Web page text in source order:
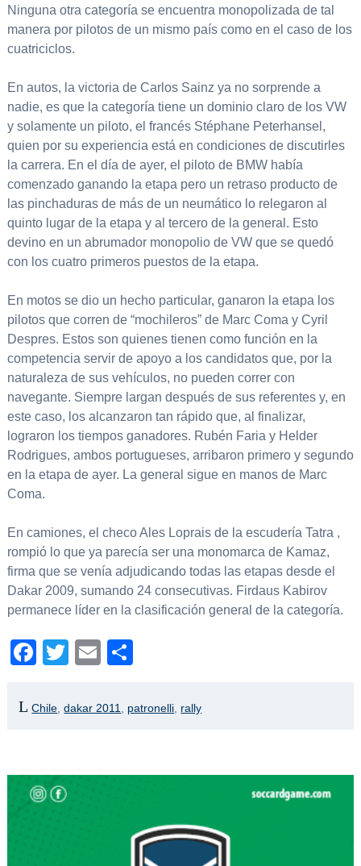
Ninguna otra categoría se encuentra monopolizada de tal
manera por pilotos de un mismo país como en el caso de los
cuatriciclos.
En autos, la victoria de Carlos Sainz ya no sorprende a
nadie, es que la categoría tiene un dominio claro de los VW
y solamente un piloto, el francés Stéphane Peterhansel,
quien por su experiencia está en condiciones de discutirles
la carrera. En el día de ayer, el piloto de BMW había
comenzado ganando la etapa pero un retraso producto de
las pinchaduras de más de un neumático lo relegaron al
quinto lugar de la etapa y al tercero de la general. Esto
devino en un abrumador monopolio de VW que se quedó
con los cuatro primeros puestos de la etapa.
En motos se dio un hecho particular, ganaron la etapa los
pilotos que corren de “mochileros” de Marc Coma y Cyril
Despres. Estos son quienes tienen como función en la
competencia servir de apoyo a los candidatos que, por la
naturaleza de sus vehículos, no pueden correr con
navegante. Siempre largan después de sus referentes y, en
este caso, los alcanzaron tan rápido que, al finalizar,
lograron los tiempos ganadores. Rubén Faria y Helder
Rodrigues, ambos portugueses, arribaron primero y segundo
en la etapa de ayer. La general sigue en manos de Marc
Coma.
En camiones, el checo Ales Loprais de la escudería Tatra ,
rompió lo que ya parecía ser una monomarca de Kamaz,
firma que se venía adjudicando todas las etapas desde el
Dakar 2009, sumando 24 consecutivas. Firdaus Kabirov
permanece líder en la clasificación general de la categoría.
Facebook
TwitterEmail
Chile ,dakar 2011 patronelli rally